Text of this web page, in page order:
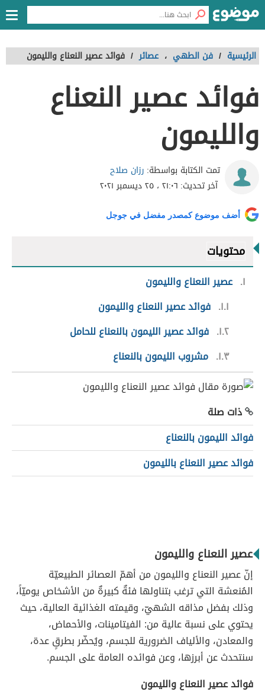
الرئيسية / فن الطهي ، عصائر / فوائد عصير النعناع والليمون
فوائد عصير النعناع
والليمون
تمت الكتابة بواسطة: رزان صلاح
آخر تحديث: ٢١:٠٦ ، ٢٥ ديسمبر ٢٠٢١
أضف موضوع كمصدر مفضل في جوجل
محتويات
١ عصير النعناع والليمون
١.١ فوائد عصير النعناع والليمون
١.٢ فوائد عصير الليمون بالنعناع للحامل
١.٣ مشروب الليمون بالنعناع
ذات صلة
فوائد الليمون بالنعناع
فوائد عصير النعناع بالليمون
عصير النعناع والليمون
إنّ عصير النعناع والليمون من أهمّ العصائر الطبيعيّة
المُنعشة التي ترغب بتناولها فئةٌ كبيرةٌ من الأشخاص يوميّاً،
وذلك بفضل مذاقه الشهيّ، وقيمته الغذائية العالية، حيث
يحتوي على نسبة عالية من: الفيتامينات، والأحماض،
والمعادن، والألياف الضرورية للجسم، ويُحضّر بطرقٍ عدة،
سنتحدث عن أبرزها، وعن فوائده العامة على الجسم.
فوائد عصير النعناع والليمون